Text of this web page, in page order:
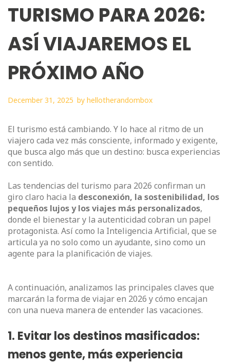
TURISMO PARA 2026:
ASÍ VIAJAREMOS EL
PRÓXIMO AÑO
December 31, 2025 by hellotherandombox
El turismo está cambiando. Y lo hace al ritmo de un
viajero cada vez más consciente, informado y exigente,
que busca algo más que un destino: busca experiencias
con sentido.
Las tendencias del turismo para 2026 confirman un
giro claro hacia la desconexión, la sostenibilidad, los
pequeños lujos y los viajes más personalizados,
donde el bienestar y la autenticidad cobran un papel
protagonista. Así como la Inteligencia Artificial, que se
articula ya no solo como un ayudante, sino como un
agente para la planificación de viajes.
A continuación, analizamos las principales claves que
marcarán la forma de viajar en 2026 y cómo encajan
con una nueva manera de entender las vacaciones.
1. Evitar los destinos masificados:
menos gente, más experiencia